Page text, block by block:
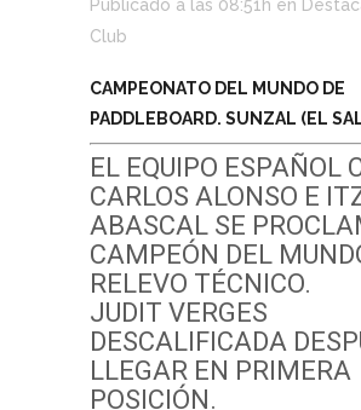
Publicado a las 08:51h en
Club
CAMPEONATO DEL MUNDO DE
PADDLEBOARD. SUNZAL (EL
EL EQUIPO ESPAÑOL
CARLOS ALONSO E
ABASCAL SE
CAMPEÓN DEL
RELEVO TÉCNICO.
JUDIT VERGES
DESCALIFICADA
LLEGAR EN PRIMERA
POSICIÓN.